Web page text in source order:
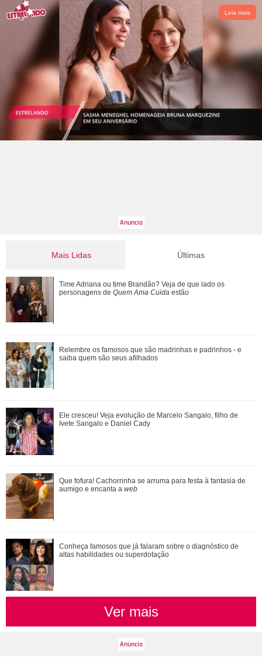
Leia mais
Mais Lidas
Emma Heming revela que estava noiva quando conheceu
Bruce Willis: Adorava estar perto dele
Leonardo compra 60 porcos e brinca ao ter dificuldade com
pagamento: Vou pedir ajuda
Em parceria com Sandy, Laura Pausini lança versão em
português de Quando Chove
Ela arrasa corações! Relembre os amores da vida de Ivete
Sangalo
Adam Sandler anuncia Gente Grande 3 e compartilha foto
com elenco
Últimas
Time Adriana ou time Brandão? Veja de que lado os
personagens de Quem Ama Cuida estão
Relembre os famosos que são madrinhas e padrinhos - e
saiba quem são seus afilhados
Ele cresceu! Veja evolução de Marcelo Sangalo, filho de
Ivete Sangalo e Daniel Cady
Que fofura! Cachorrinha se arruma para festa à fantasia de
aumigo e encanta a web
Conheça famosos que já falaram sobre o diagnóstico de
altas habilidades ou superdotação
Ver mais